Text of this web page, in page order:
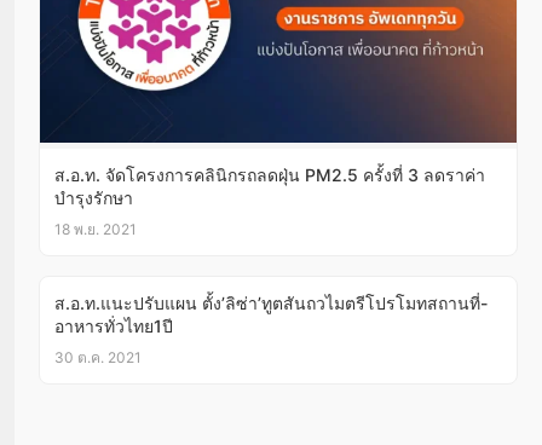
ส.อ.ท. จัดโครงการคลินิกรถลดฝุ่น PM2.5 ครั้งที่ 3 ลดราค่า
บำรุงรักษา
18 พ.ย. 2021
ส.อ.ท.แนะปรับแผน ตั้ง’ลิซ่า’ทูตสันถวไมตรีโปรโมทสถานที่-
อาหารทั่วไทย1ปี
30 ต.ค. 2021